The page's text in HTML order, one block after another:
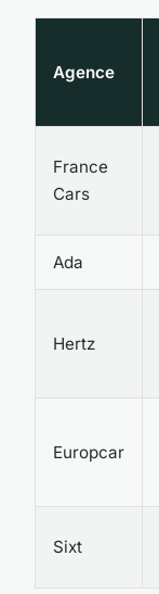
Agence
France
Cars
Ada
Hertz
Europcar
Sixt